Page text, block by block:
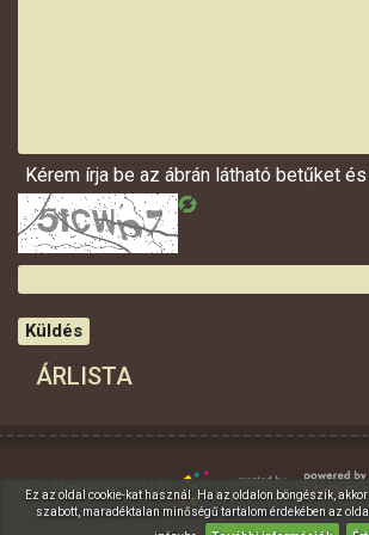
Kérem írja be az ábrán látható betűket
Küldés
ÁRLISTA
Kiss-Ügyes Bt. 2016
Ez az oldal cookie-kat használ. Ha az oldalon böngészik,
szabott, maradéktalan minőségű tartalom érdekében az